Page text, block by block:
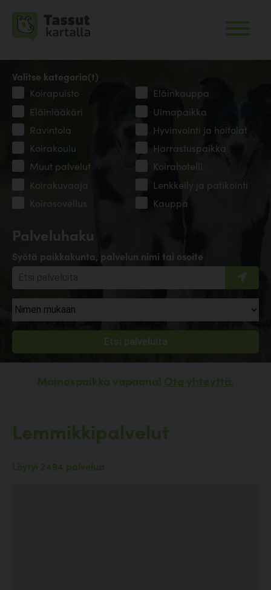
Palveluhaku
Syötä paikkakunta, palvelun nimi tai osoite
Valitse kategoria(t)
Koirapuisto
Eläinkauppa
Eläinlääkäri
Uimapaikka
Ravintola
Hyvinvointi ja hoitolat
Koirakoulu
Harrastuspaikka
Muut palvelut
Koirahotelli
Koirakuvaaja
Lenkkeily ja patikointi
Koirasovellus
Kauppa
Mainospaikka vapaana! Ota yhteyttä.
Lemmikkipalvelut
Löytyi 2494 palvelua